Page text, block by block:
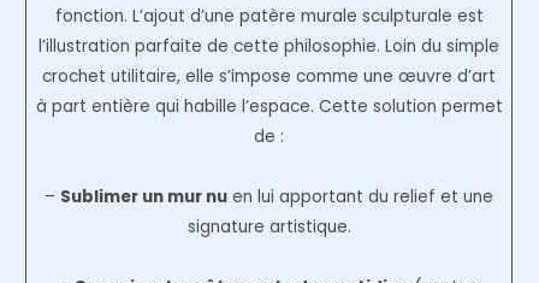
fonction. L’ajout d’une patère murale sculpturale est
l’illustration parfaite de cette philosophie. Loin du simple
crochet utilitaire, elle s’impose comme une œuvre d’art
à part entière qui habille l’espace. Cette solution permet
de :
– Sublimer un mur nu en lui apportant du relief et une
signature artistique.